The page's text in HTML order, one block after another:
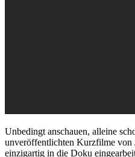
Unbedingt anschauen, alleine
unveröffentlichten Kurzfilme
einzigartig in die Doku